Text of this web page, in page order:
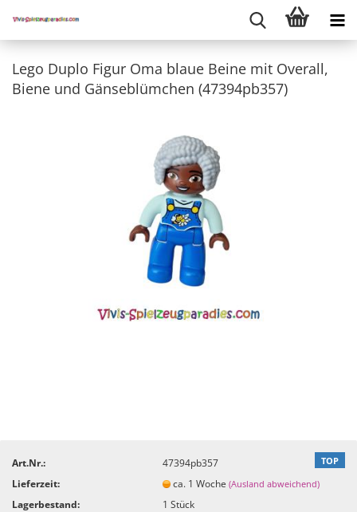
Lego Duplo Figur Oma blaue Beine mit Overall,
Biene und Gänseblümchen (47394pb357)
TOP
Art.Nr.:
47394pb357
Lieferzeit:
ca. 1 Woche(Ausland abweichend)
Lagerbestand: 1Stück